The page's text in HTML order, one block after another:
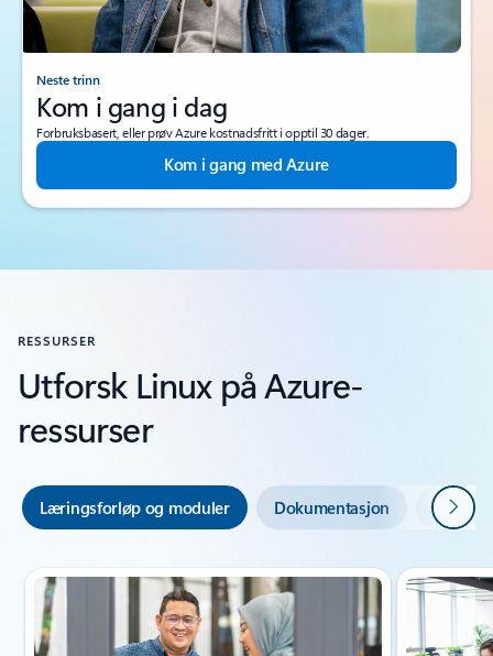
Neste trinn
Kom i gang i dag
Forbruksbasert, eller prøv Azure kostnadsfritt i opptil 30 dager.
Kom i gang med Azure
RESSURSER
Utforsk Linux på Azure-
ressurser
Læringsforløp og moduler Dokumentasjon Neste
Lysbildeindikator {0} {1}